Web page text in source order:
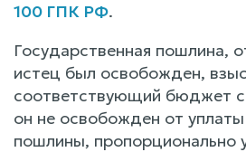
100 ГПК РФ.
Государственная пошлина,
истец был освобожден,
соответствующий бюджет с
он не освобожден от
пошлины, пропорционально